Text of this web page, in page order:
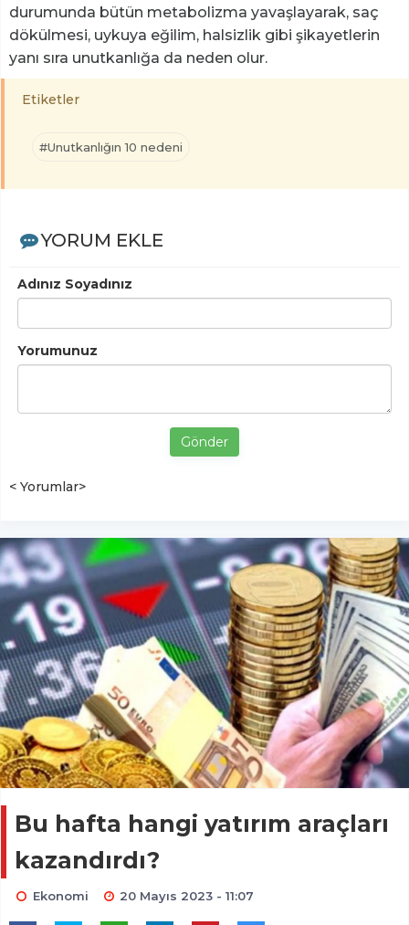
durumunda bütün metabolizma yavaşlayarak, saç
dökülmesi, uykuya eğilim, halsizlik gibi şikayetlerin
yanı sıra unutkanlığa da neden olur.
Etiketler
#Unutkanlığın 10 nedeni
YORUM EKLE
Adınız Soyadınız
Yorumunuz
Gönder
< Yorumlar>
Bu hafta hangi yatırım araçları
kazandırdı?
Ekonomi 20 Mayıs 2023 - 11:07